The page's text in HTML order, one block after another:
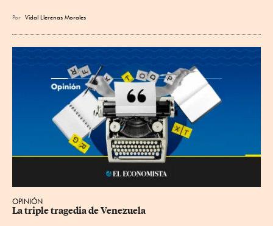
Por Vidal Llerenas Morales
OPINIÓN
La triple tragedia de Venezuela